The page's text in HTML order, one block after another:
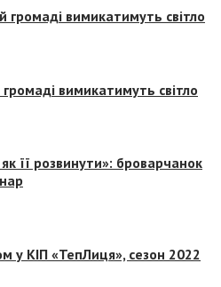
громаді вимикатимуть світло
вимикатимуть світло
її розвинути»: броварчанок
у КІП «ТепЛиця», сезон 2022